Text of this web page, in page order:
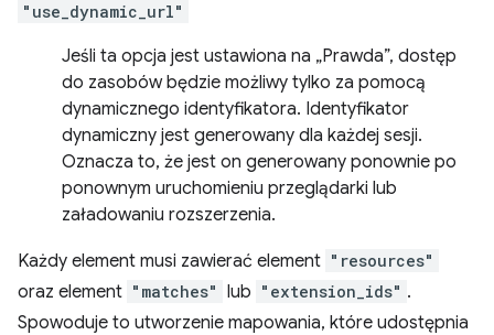
"use_dynamic_url"
Jeśli ta opcja jest ustawiona na „Prawda”, dostęp
do zasobów będzie możliwy tylko za pomocą
dynamicznego identyfikatora. Identyfikator
dynamiczny jest generowany dla każdej sesji.
Oznacza to, że jest on generowany ponownie po
ponownym uruchomieniu przeglądarki lub
załadowaniu rozszerzenia.
Każdy element musi zawierać element "resources"
oraz element "matches" lub "extension_ids" .
Spowoduje to utworzenie mapowania, które udostępnia